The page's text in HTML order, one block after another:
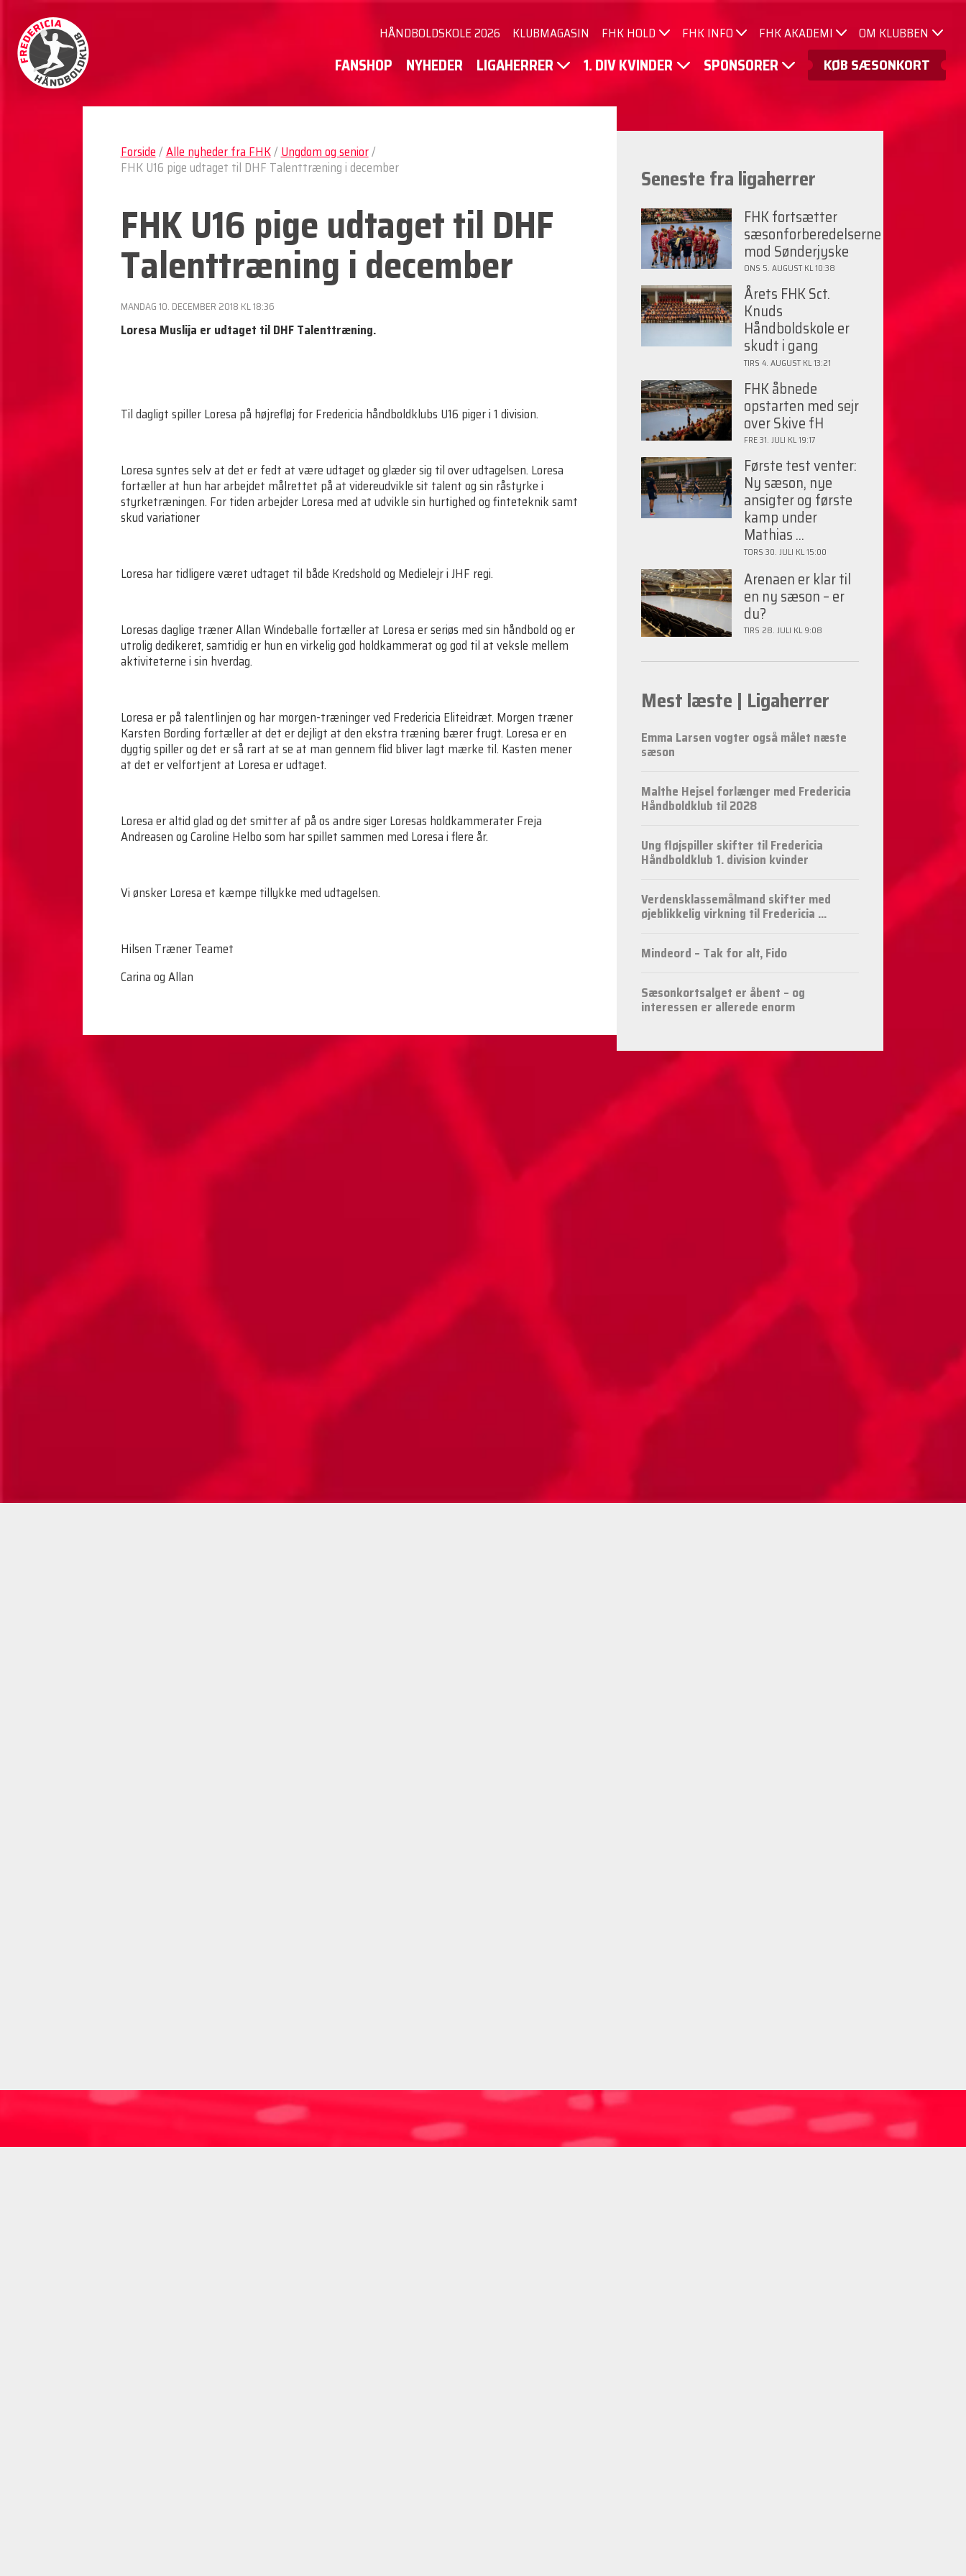
HÅNDBOLDSKOLE 2026 KLUBMAGASIN FHK HOLD FHK INFO FHK AKADEMI OM KLUBBEN
FANSHOP NYHEDER LIGAHERRER 1. DIV KVINDER SPONSORER KØB SÆSONKORT
Forside/Alle nyheder fra FHK/Ungdom og senior/
FHK U16 pige udtaget til DHF Talenttræning i december
FHK U16 pige udtaget til DHF
Talenttræning i december
MANDAG 10. DECEMBER 2018 KL 18:36
Loresa Muslija er udtaget til DHF Talenttræning.
Til dagligt spiller Loresa på højrefløj for Fredericia håndboldklubs U16 piger i 1 division.
Loresa syntes selv at det er fedt at være udtaget og glæder sig til over udtagelsen. Loresa
fortæller at hun har arbejdet målrettet på at videreudvikle sit talent og sin råstyrke i
styrketræningen. For tiden arbejder Loresa med at udvikle sin hurtighed og finteteknik samt
skud variationer
Loresa har tidligere været udtaget til både Kredshold og Medielejr i JHF regi.
Loresas daglige træner Allan Windeballe fortæller at Loresa er seriøs med sin håndbold og er
utrolig dedikeret, samtidig er hun en virkelig god holdkammerat og god til at veksle mellem
aktiviteterne i sin hverdag.
Loresa er på talentlinjen og har morgen-træninger ved Fredericia Eliteidræt. Morgen træner
Karsten Bording fortæller at det er dejligt at den ekstra træning bærer frugt. Loresa er en
dygtig spiller og det er så rart at se at man gennem flid bliver lagt mærke til. Kasten mener
at det er velfortjent at Loresa er udtaget.
Loresa er altid glad og det smitter af på os andre siger Loresas holdkammerater Freja
Andreasen og Caroline Helbo som har spillet sammen med Loresa i flere år.
Vi ønsker Loresa et kæmpe tillykke med udtagelsen.
Hilsen Træner Teamet
Carina og Allan
Seneste fra ligaherrer
FHK fortsætter
sæsonforberedelserne
mod Sønderjyske
ONS 5. AUGUST KL 10:38
Årets FHK Sct.
Knuds
Håndboldskole er
skudt i gang
TIRS 4. AUGUST KL 13:21
FHK åbnede
opstarten med sejr
over Skive fH
FRE 31. JULI KL 19:17
Første test venter:
Ny sæson, nye
ansigter og første
kamp under
Mathias ...
TORS 30. JULI KL 15:00
Arenaen er klar til
en ny sæson – er
du?
TIRS 28. JULI KL 9:08
Mest læste | Ligaherrer
Emma Larsen vogter også målet næste
sæson
Malthe Hejsel forlænger med Fredericia
Håndboldklub til 2028
Ung fløjspiller skifter til Fredericia
Håndboldklub 1. division kvinder
Verdensklassemålmand skifter med
øjeblikkelig virkning til Fredericia ...
Mindeord – Tak for alt, Fido
Sæsonkortsalget er åbent – og
interessen er allerede enorm